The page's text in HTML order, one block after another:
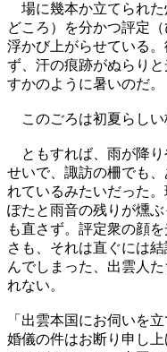
場に幾本か立てられた
どころ）を分かつ評定
浮かび上がらせている
ず、汗の痕跡がぬらり
すかのように暑いのだ。
このごろは初夏らしい
ともすれば、雨が降り
せいで、諏訪の柵でも
れているみたいだった
ぽたと雨音の残りが燻
も直さず。評定衆の顔
さも、それは直ぐには
んでしまった、出雲人
れない。
「出雲本国にお伺いを
婚儀の件はお断り申し